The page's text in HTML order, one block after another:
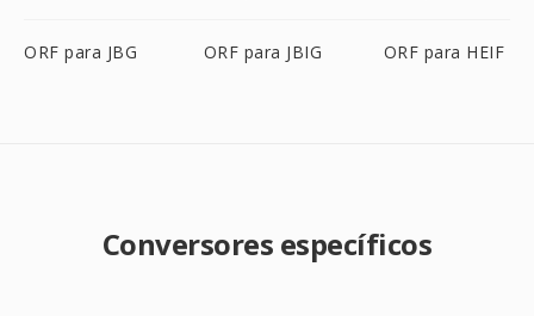
ORF para JBG ORF para JBIG ORF para HEIF
Conversores específicos